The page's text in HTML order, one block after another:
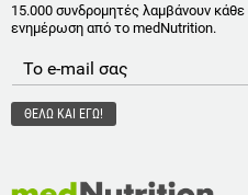
15.000 συνδρομητές λαμβάνουν
ενημέρωση από το medNutrition.